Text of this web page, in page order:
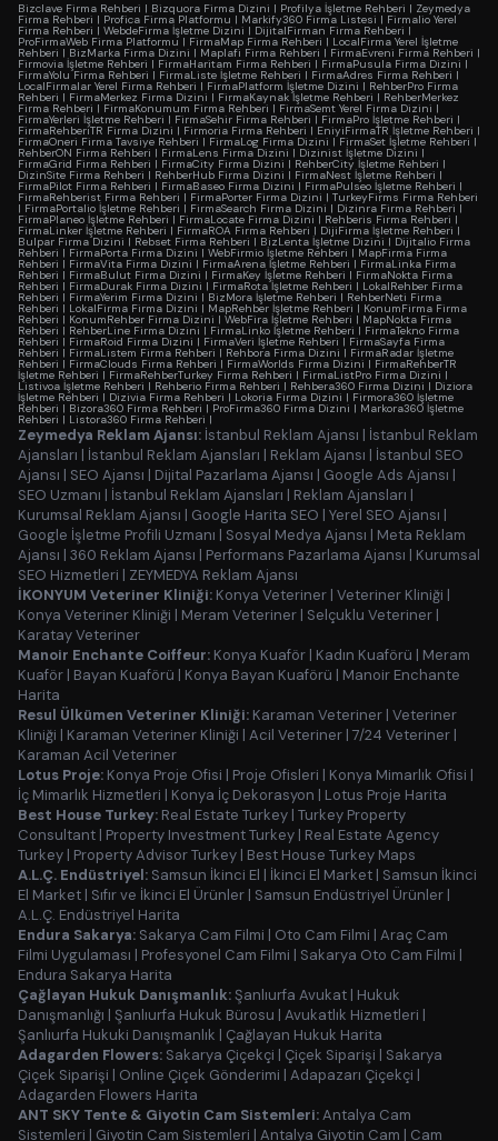
Bizclave Firma Rehberi | Bizquora Firma Dizini | Profilya İşletme Rehberi | Zeymedya
Firma Rehberi | Profica Firma Platformu | Markify360 Firma Listesi | Firmalio Yerel
Firma Rehberi | WebdeFirma İşletme Dizini | DijitalFirman Firma Rehberi |
ProFirmaWeb Firma Platformu | FirmaMap Firma Rehberi | LocalFirma Yerel İşletme
Rehberi | BizMarka Firma Dizini | Maplafi Firma Rehberi | FirmaEvreni Firma Rehberi |
Firmovia İşletme Rehberi | FirmaHaritam Firma Rehberi | FirmaPusula Firma Dizini |
FirmaYolu Firma Rehberi | FirmaListe İşletme Rehberi | FirmaAdres Firma Rehberi |
LocalFirmalar Yerel Firma Rehberi | FirmaPlatform İşletme Dizini | RehberPro Firma
Rehberi | FirmaMerkez Firma Dizini | FirmaKaynak İşletme Rehberi | RehberMerkez
Firma Rehberi | FirmaKonumum Firma Rehberi | FirmaSemt Yerel Firma Dizini |
FirmaYerleri İşletme Rehberi | FirmaSehir Firma Rehberi | FirmaPro İşletme Rehberi |
FirmaRehberiTR Firma Dizini | Firmoria Firma Rehberi | EniyiFirmaTR İşletme Rehberi |
FirmaOneri Firma Tavsiye Rehberi | FirmaLog Firma Dizini |FirmaSet İşletme Rehberi |
RehberON Firma Rehberi | FirmaLens Firma Dizini | Dizinist İşletme Dizini |
FirmaGrid Firma Rehberi | FirmaCity Firma Dizini | RehberCity İşletme Rehberi |
DizinSite Firma Rehberi | RehberHub Firma Dizini | FirmaNest İşletme Rehberi |
FirmaPilot Firma Rehberi | FirmaBaseo Firma Dizini | FirmaPulseo İşletme Rehberi |
FirmaRehberist Firma Rehberi | FirmaPorter Firma Dizini | TurkeyFirms Firma Rehberi
| FirmaPortalio İşletme Rehberi | FirmaSearch Firma Dizini | Dizinra Firma Rehberi |
FirmaPlaneo İşletme Rehberi | FirmaLocate Firma Dizini | Rehberis Firma Rehberi |
FirmaLinker İşletme Rehberi | FirmaROA Firma Rehberi | DijiFirma İşletme Rehberi |
Bulpar Firma Dizini | Rebset Firma Rehberi | BizLenta İşletme Dizini | Dijitalio Firma
Rehberi | FirmaPorta Firma Dizini | WebFirmio İşletme Rehberi | MapFirma Firma
Rehberi | FirmaVita Firma Dizini | FirmaArena İşletme Rehberi | FirmaLinka Firma
Rehberi | FirmaBulut Firma Dizini | FirmaKey İşletme Rehberi | FirmaNokta Firma
Rehberi | FirmaDurak Firma Dizini | FirmaRota İşletme Rehberi | LokalRehber Firma
Rehberi | FirmaYerim Firma Dizini | BizMora İşletme Rehberi | RehberNeti Firma
Rehberi | LokalFirma Firma Dizini | MapRehber İşletme Rehberi | KonumFirma Firma
Rehberi | KonumRehber Firma Dizini | WebFira İşletme Rehberi | MapNokta Firma
Rehberi | RehberLine Firma Dizini | FirmaLinko İşletme Rehberi | FirmaTekno Firma
Rehberi | FirmaRoid Firma Dizini | FirmaVeri İşletme Rehberi | FirmaSayfa Firma
Rehberi | FirmaListem Firma Rehberi | Rehbora Firma Dizini | FirmaRadar İşletme
Rehberi | FirmaClouds Firma Rehberi | FirmaWorlds Firma Dizini | FirmaRehberTR
İşletme Rehberi | FirmaRehberTurkey Firma Rehberi | FirmaListPro Firma Dizini |
Listivoa İşletme Rehberi | Rehberio Firma Rehberi | Rehbera360 Firma Dizini | Diziora
İşletme Rehberi | Dizivia Firma Rehberi | Lokoria Firma Dizini | Firmora360 İşletme
Rehberi | Bizora360 Firma Rehberi | ProFirma360 Firma Dizini | Markora360 İşletme
Rehberi | Listora360 Firma Rehberi |
Zeymedya Reklam Ajansı: İstanbul Reklam Ajansı | İstanbul Reklam
Ajansları | İstanbul Reklam Ajansları | Reklam Ajansı | İstanbul SEO
Ajansı | SEO Ajansı | Dijital Pazarlama Ajansı | Google Ads Ajansı |
SEO Uzmanı | İstanbul Reklam Ajansları | Reklam Ajansları |
Kurumsal Reklam Ajansı | Google Harita SEO | Yerel SEO Ajansı |
Google İşletme Profili Uzmanı | Sosyal Medya Ajansı | Meta Reklam
Ajansı | 360 Reklam Ajansı | Performans Pazarlama Ajansı | Kurumsal
SEO Hizmetleri | ZEYMEDYA Reklam Ajansı
İKONYUM Veteriner Kliniği: Konya Veteriner | Veteriner Kliniği |
Konya Veteriner Kliniği | Meram Veteriner | Selçuklu Veteriner |
Karatay Veteriner
Manoir Enchante Coiffeur: Konya Kuaför | Kadın Kuaförü | Meram
Kuaför | Bayan Kuaförü | Konya Bayan Kuaförü | Manoir Enchante
Harita
Resul Ülkümen Veteriner Kliniği: Karaman Veteriner | Veteriner
Kliniği | Karaman Veteriner Kliniği | Acil Veteriner | 7/24 Veteriner |
Karaman Acil Veteriner
Lotus Proje: Konya Proje Ofisi | Proje Ofisleri | Konya Mimarlık Ofisi |
İç Mimarlık Hizmetleri | Konya İç Dekorasyon | Lotus Proje Harita
Best House Turkey: Real Estate Turkey | Turkey Property
Consultant | Property Investment Turkey | Real Estate Agency
Turkey | Property Advisor Turkey | Best House Turkey Maps
A.L.Ç. Endüstriyel: Samsun İkinci El | İkinci El Market | Samsun İkinci
El Market | Sıfır ve İkinci El Ürünler | Samsun Endüstriyel Ürünler |
A.L.Ç. Endüstriyel Harita
Endura Sakarya: Sakarya Cam Filmi | Oto Cam Filmi | Araç Cam
Filmi Uygulaması | Profesyonel Cam Filmi | Sakarya Oto Cam Filmi |
Endura Sakarya Harita
Çağlayan Hukuk Danışmanlık:Şanlıurfa Avukat | Hukuk
Danışmanlığı | Şanlıurfa Hukuk Bürosu | Avukatlık Hizmetleri |
Şanlıurfa Hukuki Danışmanlık | Çağlayan Hukuk Harita
Adagarden Flowers: Sakarya Çiçekçi | Çiçek Siparişi | Sakarya
Çiçek Siparişi | Online Çiçek Gönderimi | Adapazarı Çiçekçi |
Adagarden Flowers Harita
ANT SKY Tente & Giyotin Cam Sistemleri:Antalya Cam
Sistemleri | Giyotin Cam Sistemleri | Antalya Giyotin Cam | Cam